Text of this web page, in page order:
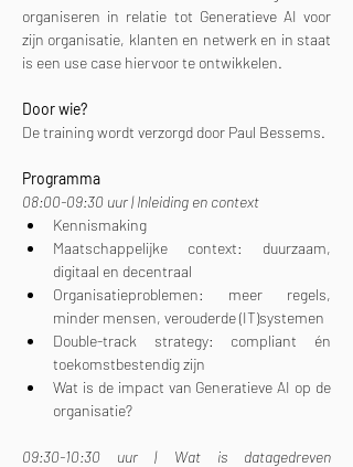
organiseren in relatie tot Generatieve AI voor
zijn organisatie, klanten en netwerk en in staat
is een use case hiervoor te ontwikkelen.
Door wie?
De training wordt verzorgd door Paul Bessems.
Programma
08:00-09:30 uur | Inleiding en context
Kennismaking
Maatschappelijke context: duurzaam,
digitaal en decentraal
Organisatieproblemen: meer regels,
minder mensen, verouderde (IT)systemen
Double-track strategy: compliant én
toekomstbestendig zijn
Wat is de impact van Generatieve AI op de
organisatie?
09:30-10:30 uur | Wat is datagedreven